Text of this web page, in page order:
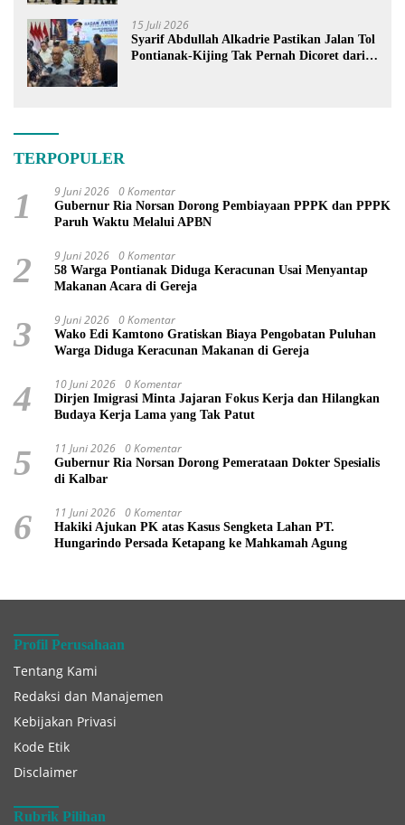
15 Juli 2026
Syarif Abdullah Alkadrie Pastikan Jalan Tol
Pontianak-Kijing Tak Pernah Dicoret dari
TERPOPULER
1 9 Juni 2026 0 Komentar
Gubernur Ria Norsan Dorong Pembiayaan PPPK dan PPPK
Paruh Waktu Melalui APBN
2 9 Juni 2026 0 Komentar
58 Warga Pontianak Diduga Keracunan Usai Menyantap
Makanan Acara di Gereja
3 9 Juni 2026 0 Komentar
Wako Edi Kamtono Gratiskan Biaya Pengobatan Puluhan
Warga Diduga Keracunan Makanan di Gereja
4 10 Juni 2026 0 Komentar
Dirjen Imigrasi Minta Jajaran Fokus Kerja dan Hilangkan
Budaya Kerja Lama yang Tak Patut
5 11 Juni 2026 0 Komentar
Gubernur Ria Norsan Dorong Pemerataan Dokter Spesialis
di Kalbar
6 11 Juni 2026 0 Komentar
Hakiki Ajukan PK atas Kasus Sengketa Lahan PT.
Hungarindo Persada Ketapang ke Mahkamah Agung
Profil Perusahaan
Tentang Kami
Redaksi dan Manajemen
Kebijakan Privasi
Kode Etik
Disclaimer
Rubrik Pilihan